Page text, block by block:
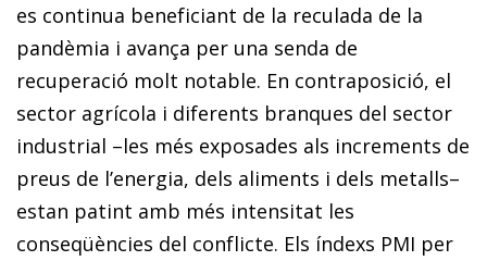
es continua beneficiant de la reculada de la
pandèmia i avança per una senda de
recuperació molt notable. En contraposició, el
sector agrícola i diferents branques del sector
industrial –les més exposades als increments de
preus de l’energia, dels aliments i dels metalls–
estan patint amb més intensitat les
conseqüències del conflicte. Els índexs PMI per